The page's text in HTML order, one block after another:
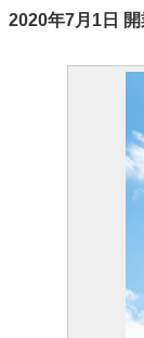
2020年7月1日 開